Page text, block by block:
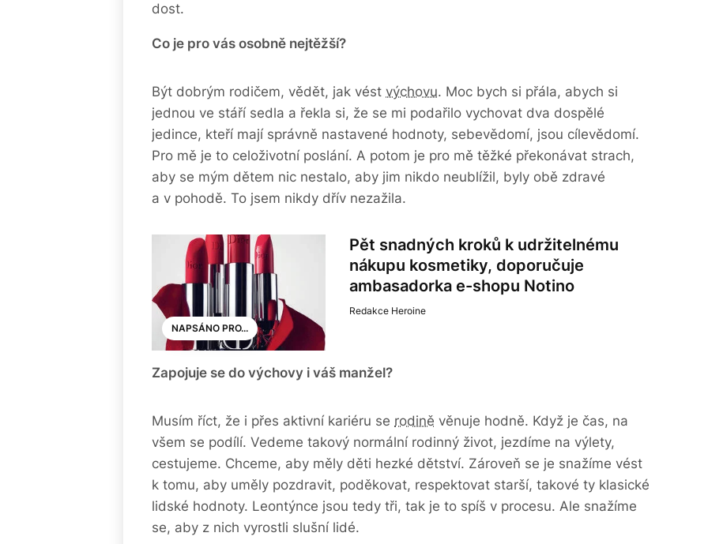
dost.
Co je pro vás osobně nejtěžší?
Být dobrým rodičem, vědět, jak vést výchovu. Moc bych si přála, abych si
jednou ve stáří sedla a řekla si, že se mi podařilo vychovat dva dospělé
jedince, kteří mají správně nastavené hodnoty, sebevědomí, jsou cílevědomí.
Pro mě je to celoživotní poslání. A potom je pro mě těžké překonávat strach,
aby se mým dětem nic nestalo, aby jim nikdo neublížil, byly obě zdravé
a v pohodě. To jsem nikdy dřív nezažila.
NAPSÁNO PRO...
Pět snadných kroků k udržitelnému
nákupu kosmetiky, doporučuje
ambasadorka e-shopu Notino
Redakce Heroine
Zapojuje se do výchovy i váš manžel?
Musím říct, že i přes aktivní kariéru se rodině věnuje hodně. Když je čas, na
všem se podílí. Vedeme takový normální rodinný život, jezdíme na výlety,
cestujeme. Chceme, aby měly děti hezké dětství. Zároveň se je snažíme vést
k tomu, aby uměly pozdravit, poděkovat, respektovat starší, takové ty klasické
lidské hodnoty. Leontýnce jsou tedy tři, tak je to spíš v procesu. Ale snažíme
se, aby z nich vyrostli slušní lidé.